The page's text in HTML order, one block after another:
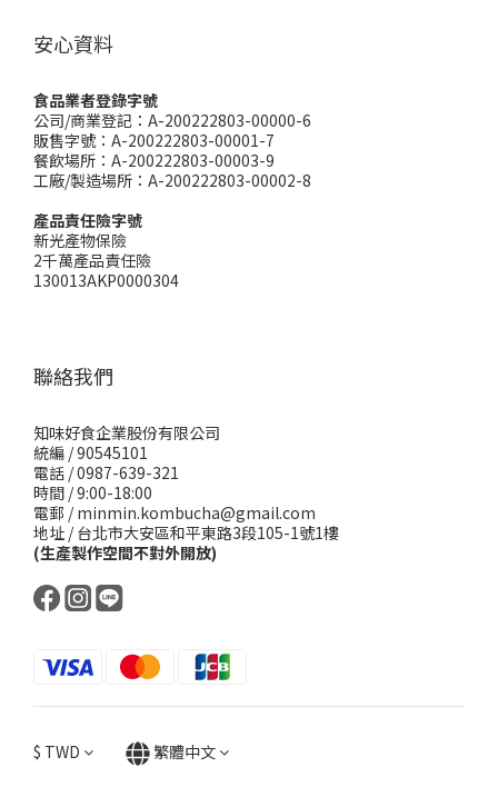
安心資料
食品業者登錄字號
公司/商業登記：A-200222803-00000-6
販售字號：A-200222803-00001-7
餐飲場所：A-200222803-00003-9
工廠/製造場所：A-200222803-00002-8
產品責任險字號
新光產物保險
2千萬產品責任險
130013AKP0000304
聯絡我們
知味好食企業股份有限公司
統編 / 90545101
電話 / 0987-639-321
時間 / 9:00-18:00
電郵 / minmin.kombucha@gmail.com
地址 / 台北市大安區和平東路3段105-1號1樓
(生產製作空間不對外開放)
$ TWD 繁體中文